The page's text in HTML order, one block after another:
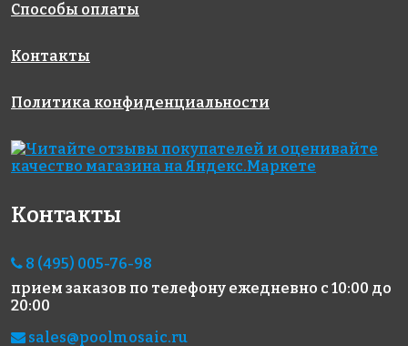
7929 руб./м²
Rose AJ
Golden Effect
8857 руб./м²
Rose AJ
Способы оплаты
Контакты
Политика конфиденциальности
Контакты
8 (495) 005-76-98
прием заказов по телефону ежедневно с 10:00 до
20:00
sales@poolmosaic.ru